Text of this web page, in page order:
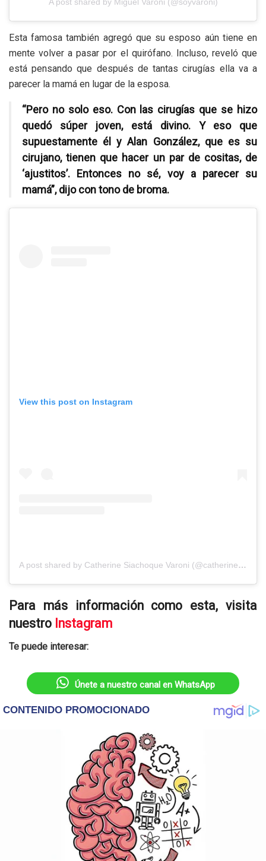
Esta famosa también agregó que su esposo aún tiene en
mente volver a pasar por el quirófano. Incluso, reveló que
está pensando que después de tantas cirugías ella va a
parecer la mamá en lugar de la esposa.
“Pero no solo eso. Con las cirugías que se hizo
quedó súper joven, está divino. Y eso que
supuestamente él y Alan González, que es su
cirujano, tienen que hacer un par de cositas, de
‘ajustitos’. Entonces no sé, voy a parecer su
mamá”, dijo con tono de broma.
View this post on Instagram
A post shared by Catherine Siachoque Varoni (@catherinesiachoque)
Para más información como esta, visita
nuestro Instagram
Te puede interesar:
Únete a nuestro canal en WhatsApp